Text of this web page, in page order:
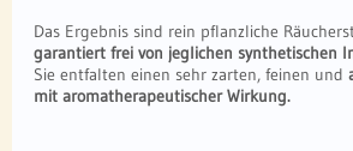
Das Ergebnis sind rein pflanzliche
garantiert frei von jeglichen synthetischen
Sie entfalten einen sehr zarten, feinen und
mit aromatherapeutischer Wirkung.